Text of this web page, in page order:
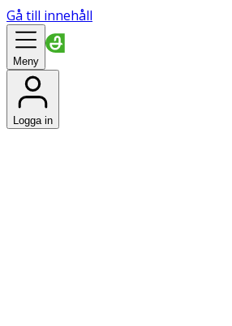
Gå till innehåll
Meny
Logga in